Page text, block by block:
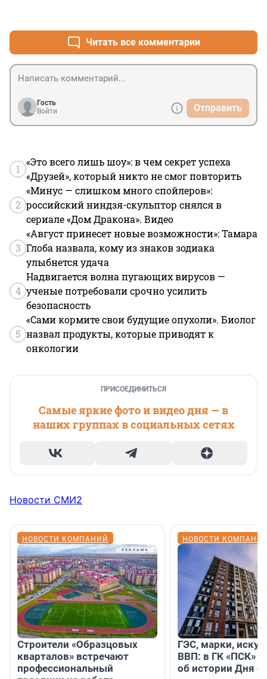
Читать все комментарии
Гость
Войти
Отправить
1
«Это всего лишь шоу»: в чем секрет успеха
«Друзей», который никто не смог повторить
2
«Минус — слишком много спойлеров»:
российский ниндзя-скульптор снялся в
сериале «Дом Дракона». Видео
3
«Август принесет новые возможности»: Тамара
Глоба назвала, кому из знаков зодиака
улыбнется удача
4
Надвигается волна пугающих вирусов —
ученые потребовали срочно усилить
безопасность
5
«Сами кормите свои будущие опухоли». Биолог
назвал продукты, которые приводят к
онкологии
ПРИСОЕДИНИТЬСЯ
Самые яркие фото и видео дня — в
наших группах в социальных сетях
Новости СМИ2
НОВОСТИ КОМПАНИЙ
Строители «Образцовых
кварталов» встречают
профессиональный
НОВОСТИ
ГЭС, марки,
ВВП: в ГК «ПСК»
об истории Дня